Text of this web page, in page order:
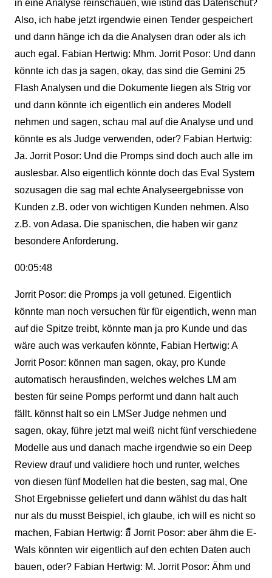
in eine Analyse reinschauen, wie istind das Datenschut?
Also, ich habe jetzt irgendwie einen Tender gespeichert
und dann hänge ich da die Analysen dran oder als ich
auch egal. Fabian Hertwig: Mhm. Jorrit Posor: Und dann
könnte ich das ja sagen, okay, das sind die Gemini 25
Flash Analysen und die Dokumente liegen als Strig vor
und dann könnte ich eigentlich ein anderes Modell
nehmen und sagen, schau mal auf die Analyse und und
könnte es als Judge verwenden, oder? Fabian Hertwig:
Ja. Jorrit Posor: Und die Promps sind doch auch alle im
auslesbar. Also eigentlich könnte doch das Eval System
sozusagen die sag mal echte Analyseergebnisse von
Kunden z.B. oder von wichtigen Kunden nehmen. Also
z.B. von Adasa. Die spanischen, die haben wir ganz
besondere Anforderung.
00:05:48
Jorrit Posor: die Promps ja voll getuned. Eigentlich
könnte man noch versuchen für für eigentlich, wenn man
auf die Spitze treibt, könnte man ja pro Kunde und das
wäre auch was verkaufen könnte, Fabian Hertwig: A
Jorrit Posor: können man sagen, okay, pro Kunde
automatisch herausfinden, welches welches LM am
besten für seine Pomps performt und dann halt auch
fällt. könnst halt so ein LMSer Judge nehmen und
sagen, okay, führe jetzt mal weiß nicht fünf verschiedene
Modelle aus und danach mache irgendwie so ein Deep
Review drauf und validiere hoch und runter, welches
von diesen fünf Modellen hat die besten, sag mal, One
Shot Ergebnisse geliefert und dann wählst du das halt
nur als du musst Beispiel, ich glaube, ich will es nicht so
machen, Fabian Hertwig: อื Jorrit Posor: aber ähm die E-
Wals könnten wir eigentlich auf den echten Daten auch
bauen, oder? Fabian Hertwig: M. Jorrit Posor: Ähm und